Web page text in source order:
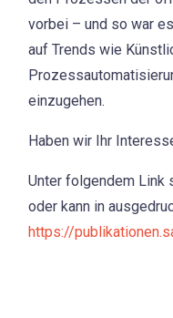
vorbei – und so war
auf Trends wie
einzugehen.
Haben wir Ihr
Unter folgendem Link
oder kann in
https://